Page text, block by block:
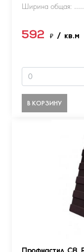
Ширина общая:
592 ₽ / кв.м
В КОРЗИНУ